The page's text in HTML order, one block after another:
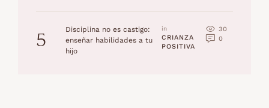
5
Disciplina no es castigo:
enseñar habilidades a tu
hijo
in
CRIANZA
POSITIVA
30
0